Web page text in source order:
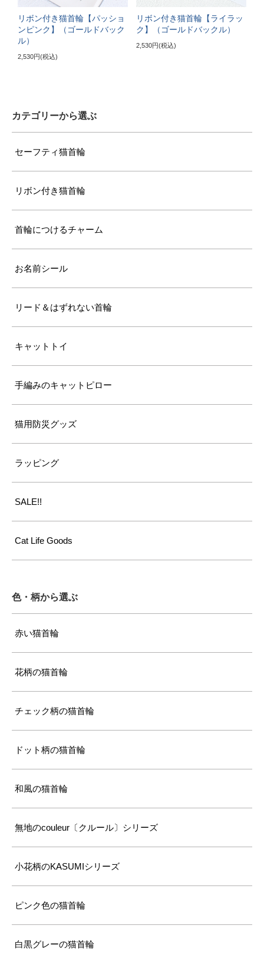
《特注》Lサイズ（+5cm）
〔ぴったり測った猫ちゃんの首まわり〕
《特注》LLサイズ（+10cm）
〔ぴったり測った猫ちゃんの首まわり〕
25cm～
バックルで28～37cmに調節可能
リボン付き猫首輪【パッショ
ンピンク】（ゴールドバック
ル）
2,530円(税込)
リボン付き猫首輪【ライラッ
ク】（ゴールドバックル）
2,530円(税込)
カテゴリーから選ぶ
セーフティ猫首輪
リボン付き猫首輪
首輪につけるチャーム
お名前シール
リード＆はずれない首輪
キャットトイ
手編みのキャットピロー
猫用防災グッズ
ラッピング
SALE!!
Cat Life Goods
色・柄から選ぶ
赤い猫首輪
花柄の猫首輪
チェック柄の猫首輪
ドット柄の猫首輪
和風の猫首輪
無地のcouleur〔クルール〕シリーズ
小花柄のKASUMIシリーズ
ピンク色の猫首輪
白黒グレーの猫首輪